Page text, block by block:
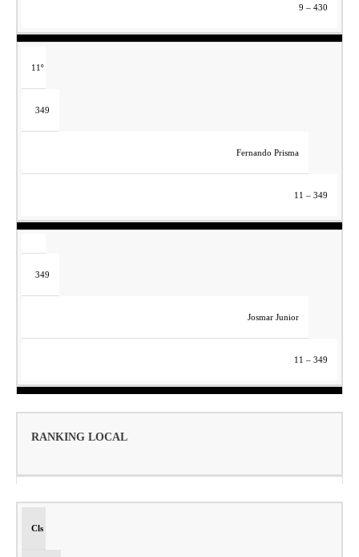
9 – 430
11º
349
Fernando Prisma
11 – 349
349
Josmar Junior
11 – 349
RANKING LOCAL
Cls